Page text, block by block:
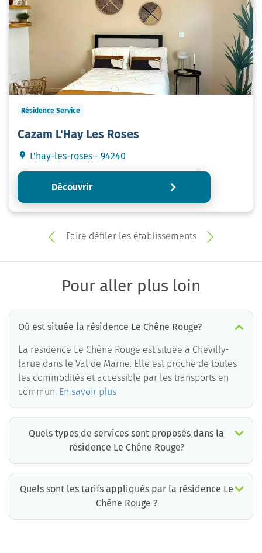
Résidence Service
Cazam L'Hay Les Roses
L'hay-les-roses - 94240
Découvrir
Faire défiler les établissements
Pour aller plus loin
Où est située la résidence Le Chêne Rouge?
La résidence Le Chêne Rouge est située à Chevilly-
larue dans le Val de Marne. Elle est proche de toutes
les commodités et accessible par les transports en
commun. En savoir plus
Quels types de services sont proposés dans la
résidence Le Chêne Rouge?
Quels sont les tarifs appliqués par la résidence Le
Chêne Rouge ?